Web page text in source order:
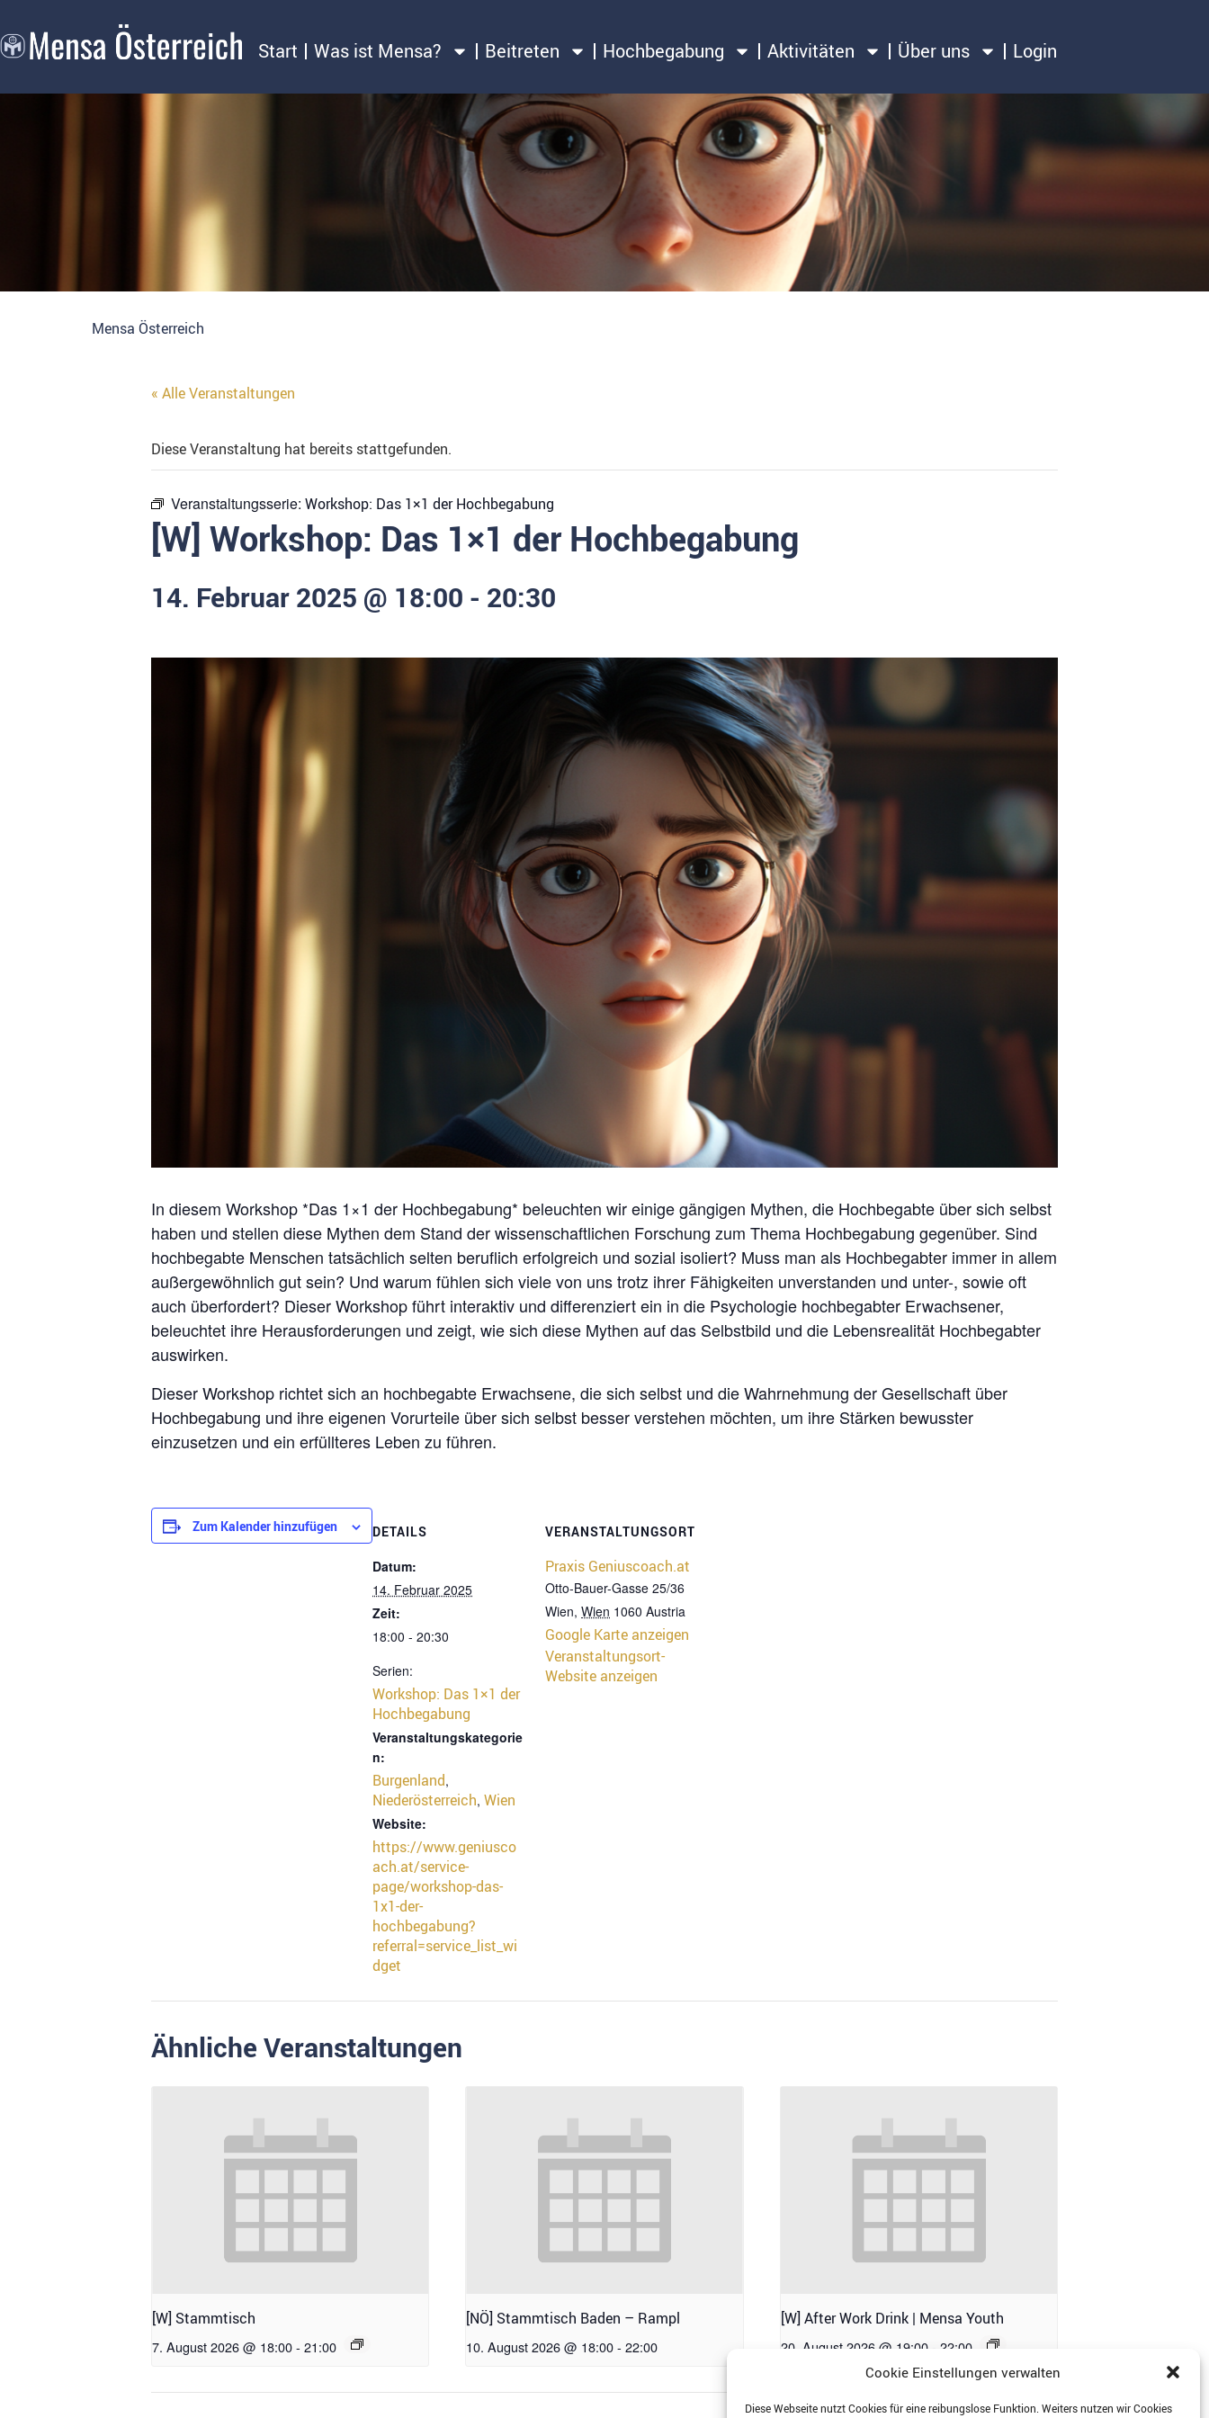
Cookie Einstellungen verwalten
Diese Webseite nutzt Cookies für eine reibungslose Funktion. Weiters nutzen wir Cookies
Start Was ist Mensa? Beitreten Hochbegabung Aktivitäten Über uns Login
Mensa Österreich
« Alle Veranstaltungen
Diese Veranstaltung hat bereits stattgefunden.
Veranstaltungsserie: Workshop: Das 1×1 der Hochbegabung
[W] Workshop: Das 1×1 der Hochbegabung
14. Februar 2025 @ 18:00 - 20:30
In diesem Workshop *Das 1×1 der Hochbegabung* beleuchten wir einige gängigen Mythen, die Hochbegabte über sich selbst
haben und stellen diese Mythen dem Stand der wissenschaftlichen Forschung zum Thema Hochbegabung gegenüber. Sind
hochbegabte Menschen tatsächlich selten beruflich erfolgreich und sozial isoliert? Muss man als Hochbegabter immer in allem
außergewöhnlich gut sein? Und warum fühlen sich viele von uns trotz ihrer Fähigkeiten unverstanden und unter-, sowie oft
auch überfordert? Dieser Workshop führt interaktiv und differenziert ein in die Psychologie hochbegabter Erwachsener,
beleuchtet ihre Herausforderungen und zeigt, wie sich diese Mythen auf das Selbstbild und die Lebensrealität Hochbegabter
auswirken.
Dieser Workshop richtet sich an hochbegabte Erwachsene, die sich selbst und die Wahrnehmung der Gesellschaft über
Hochbegabung und ihre eigenen Vorurteile über sich selbst besser verstehen möchten, um ihre Stärken bewusster
einzusetzen und ein erfüllteres Leben zu führen.
Zum Kalender hinzufügen DETAILS
Datum:
14. Februar 2025
Zeit:
18:00 - 20:30
Serien:
Workshop: Das 1×1 der
Hochbegabung
Veranstaltungskategorie
n:
Burgenland,
Niederösterreich, Wien
Website:
https://www.geniusco
ach.at/service-
page/workshop-das-
1x1-der-
hochbegabung?
referral=service_list_wi
dget
VERANSTALTUNGSORT
Praxis Geniuscoach.at
Otto-Bauer-Gasse 25/36
Wien, Wien 1060 Austria
Google Karte anzeigen
Veranstaltungsort-
Website anzeigen
Ähnliche Veranstaltungen
[W] Stammtisch
7. August 2026 @ 18:00- 21:00
[NÖ] Stammtisch Baden – Rampl
10. August 2026 @ 18:00 - 22:00
[W] After Work Drink | Mensa Youth
20. August 2026 @ 19:00 22:00